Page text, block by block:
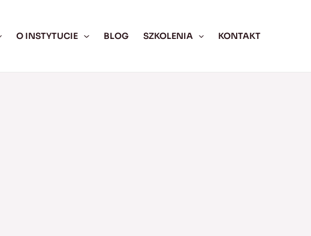
O INSTYTUCIE BLOG SZKOLENIA KONTAKT